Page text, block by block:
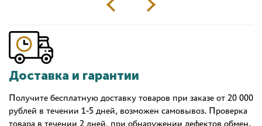
Доставка и гарантии
Получите бесплатную доставку товаров при заказе от 20 000
рублей в течении 1-5 дней, возможен самовывоз. Проверка
товара в течении 2 дней, при обнаружении дефектов обмен.